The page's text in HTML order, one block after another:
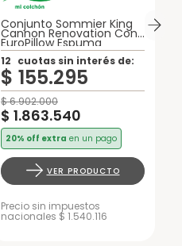
Conjunto Sommier King
Cannon Renovation Con
EuroPillow Espuma
12 cuotas sin interés de:
$ 155.295
$6.902.000
$ 1.863.540
20% off extra en un pago
VER PRODUCTO
Precio sin impuestos
nacionales $ 1.540.116